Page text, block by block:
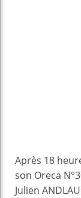
Après 18
son Oreca
Julien